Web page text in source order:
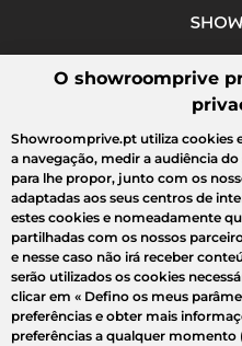
Pesquisar uma marca,
Todas as vendas Moda
O showroomprive
Showroomprive.pt utiliza cookies
a navegação, medir a audiência
para lhe propor, junto com os
adaptadas aos seus centros de
estes cookies e nomeadamente
partilhadas com os nossos
e nesse caso não irá receber
serão utilizados os cookies
clicar em « Defino os meus
preferências e obter mais
preferências a qualquer momento